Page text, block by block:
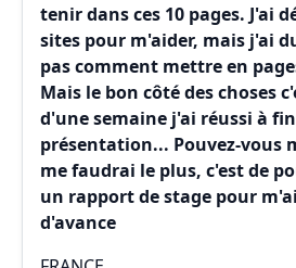
tenir dans ces 10 pages. J'ai
sites pour m'aider, mais j'ai
pas comment mettre en
Mais le bon côté des choses
d'une semaine j'ai réussi à
présentation... Pouvez-vous
me faudrai le plus, c'est de
un rapport de stage pour
d'avance